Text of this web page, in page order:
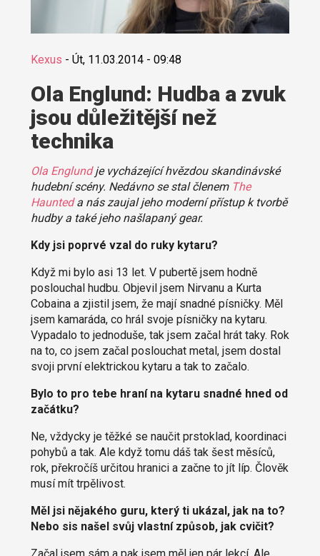
Kexus - Út, 11.03.2014 - 09:48
Ola Englund: Hudba a zvuk
jsou důležitější než
technika
Ola Englundje vycházející hvězdou skandinávské
hudební scény. Nedávno se stal členem The
Haunteda nás zaujal jeho moderní přístup k tvorbě
hudby a také jeho našlapaný gear.
Kdy jsi poprvé vzal do ruky kytaru?
Když mi bylo asi 13 let. V pubertě jsem hodně
poslouchal hudbu. Objevil jsem Nirvanu a Kurta
Cobaina a zjistil jsem, že mají snadné písničky. Měl
jsem kamaráda, co hrál svoje písničky na kytaru.
Vypadalo to jednoduše, tak jsem začal hrát taky. Rok
na to, co jsem začal poslouchat metal, jsem dostal
svoji první elektrickou kytaru a tak to začalo.
Bylo to pro tebe hraní na kytaru snadné hned od
začátku?
Ne, vždycky je těžké se naučit prstoklad, koordinaci
pohybů a tak. Ale když tomu dáš tak šest měsíců,
rok, překročíš určitou hranici a začne to jít líp. Člověk
musí mít trpělivost.
Měl jsi nějakého guru, který ti ukázal, jak na to?
Nebo sis našel svůj vlastní způsob, jak cvičit?